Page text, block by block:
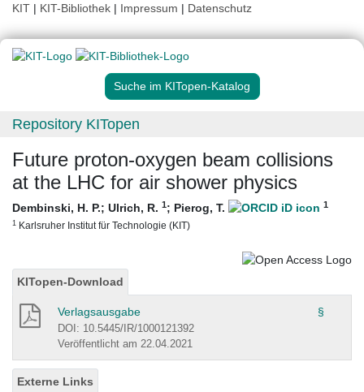
KIT | KIT-Bibliothek | Impressum | Datenschutz
Suche im KITopen-Katalog
Repository KITopen
Future proton-oxygen beam collisions
at the LHC for air shower physics
Dembinski, H. P.; Ulrich, R. 1; Pierog, T. 1
1 Karlsruher Institut für Technologie (KIT)
KITopen-Download
Verlagsausgabe §
DOI: 10.5445/IR/1000121392
Veröffentlicht am 22.04.2021
Externe Links